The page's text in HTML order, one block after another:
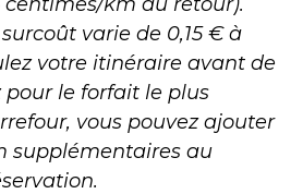
varie de 0,15 € à
votre itinéraire avant de
pour le forfait le plus
vous pouvez ajouter
supplémentaires au